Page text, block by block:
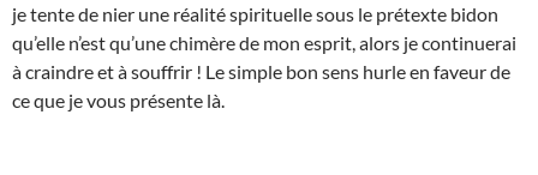
je tente de nier une réalité spirituelle sous le prétexte bidon
qu’elle n’est qu’une chimère de mon esprit, alors je continuerai
à craindre et à souffrir ! Le simple bon sens hurle en faveur de
ce que je vous présente là.